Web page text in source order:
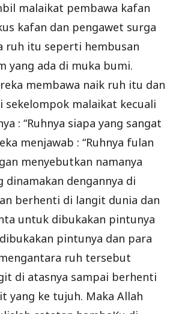
malaikat pembawa kafan
kafan dan pengawet surga
ruh itu seperti hembusan
yang ada di muka bumi.
membawa naik ruh itu dan
sekelompok malaikat kecuali
: “Ruhnya siapa yang sangat
menjawab : “Ruhnya fulan
menyebutkan namanya
dinamakan dengannya di
berhenti di langit dunia dan
untuk dibukakan pintunya
pintunya dan para
ruh tersebut
di atasnya sampai berhenti
yang ke tujuh. Maka Allah